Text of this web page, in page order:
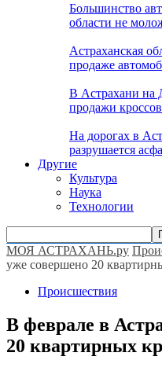
Большинство
области не
Астраханская
продаже
В Астрахани на
продажи
На дорогах в
разрушается
Другие
Культура
Наука
Технологии
МОЯ АСТРАХАНЬ.ру
уже совершено 20
Происшествия
В феврале в
20 квартирных